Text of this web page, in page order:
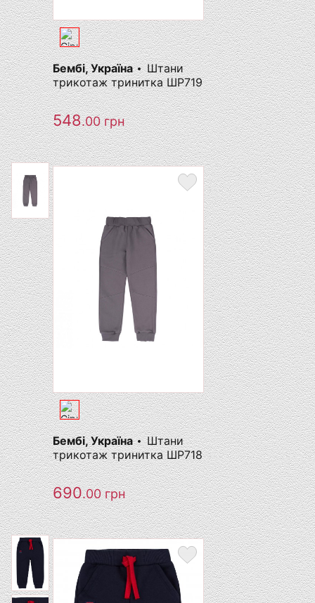
Бембі, Україна
Штани
трикотаж тринитка ШР719
548.00грн
Бембі, Україна
Штани
трикотаж тринитка ШР718
690.00грн